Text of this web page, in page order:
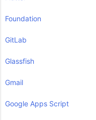
Foundation
GitLab
Glassfish
Gmail
Google Apps Script